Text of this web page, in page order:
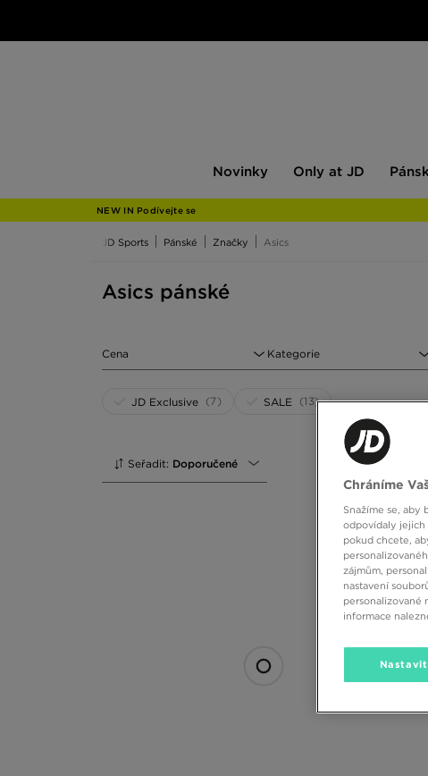
Novinky
JD
Only at JD
NEW IN Podívejte se
JD Sports Pánské Značky Asics
Asics pánské
Cena Kategorie
JD Exclusive (7) SALE (13)
Seřadit: Doporučené
Chráníme
Snažíme se, aby
odpovídaly jejich
pokud chcete,
zájmům,
nastavení
personalizované
informace
Nastavit